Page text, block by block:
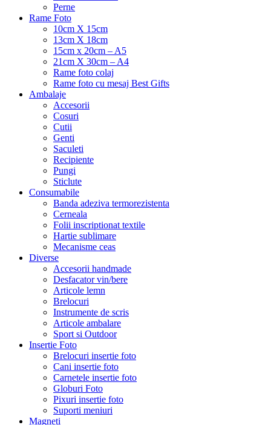
Perne
Rame Foto
10cm X 15cm
13cm X 18cm
15cm x 20cm – A5
21cm X 30cm – A4
Rame foto colaj
Rame foto cu mesaj Best Gifts
Ambalaje
Accesorii
Cosuri
Cutii
Genti
Saculeti
Recipiente
Pungi
Sticlute
Consumabile
Banda adeziva termorezistenta
Cerneala
Folii inscriptionat textile
Hartie sublimare
Mecanisme ceas
Diverse
Accesorii handmade
Desfacator vin/bere
Articole lemn
Brelocuri
Instrumente de scris
Articole ambalare
Sport si Outdoor
Insertie Foto
Brelocuri insertie foto
Cani insertie foto
Carnetele insertie foto
Globuri Foto
Pixuri insertie foto
Suporti meniuri
Magneti